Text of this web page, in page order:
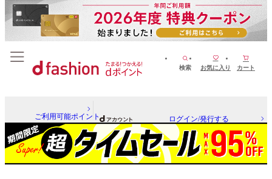
検索 お気に入り カート
ご利用可能ポイント ログイン/発行する